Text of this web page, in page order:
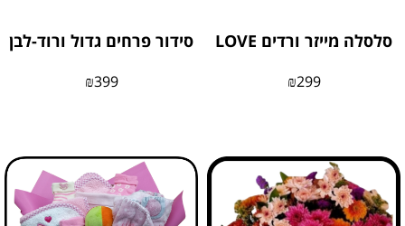
סלסלה מייזר ורדים LOVE
₪299
סידור פרחים גדול ורוד-לבן
₪399